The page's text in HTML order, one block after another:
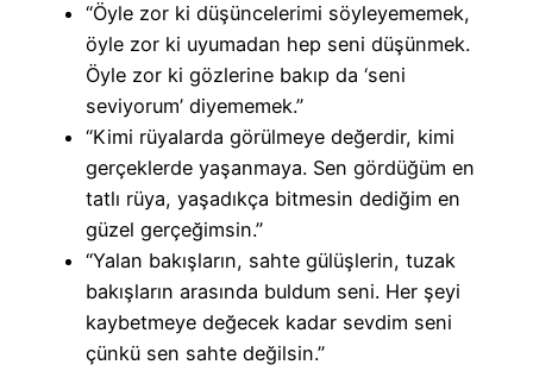
“Öyle zor ki düşüncelerimi söyleyememek,
öyle zor ki uyumadan hep seni düşünmek.
Öyle zor ki gözlerine bakıp da ‘seni
seviyorum’ diyememek.”
“Kimi rüyalarda görülmeye değerdir, kimi
gerçeklerde yaşanmaya. Sen gördüğüm en
tatlı rüya, yaşadıkça bitmesin dediğim en
güzel gerçeğimsin.”
“Yalan bakışların, sahte gülüşlerin, tuzak
bakışların arasında buldum seni. Her şeyi
kaybetmeye değecek kadar sevdim seni
çünkü sen sahte değilsin.”